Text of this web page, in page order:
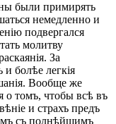
были примирять
немедленно и
подвергался
молитву
За
болѣе легкія
Вообще же
о томъ, чтобы всѣ въ
и страхъ предъ
съ полнѣйшимъ